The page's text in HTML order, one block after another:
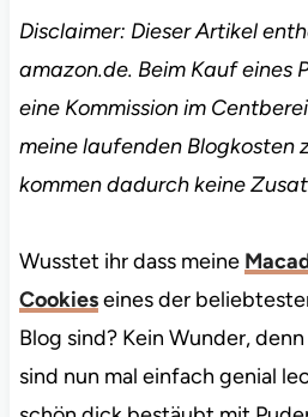
Disclaimer: Dieser Artikel
amazon.de. Beim Kauf eines
eine Kommission im
meine laufenden Blogkosten
kommen dadurch keine
Wusstet ihr dass meine
Cookieseines der
Blog sind? Kein Wunder,
sind nun mal einfach genial